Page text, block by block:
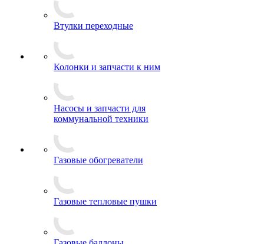
Втулки переходные
Колонки и запчасти к ним
Насосы и запчасти для
коммунальной техники
Газовые обогреватели
Газовые тепловые пушки